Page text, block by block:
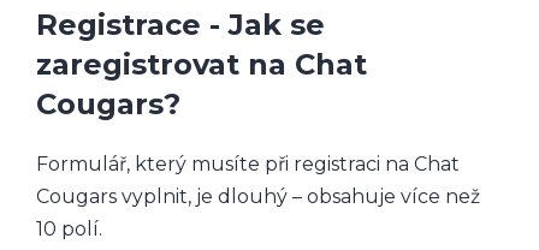
Registrace - Jak se
zaregistrovat na Chat
Cougars?
Formulář, který musíte při registraci na Chat
Cougars vyplnit, je dlouhý – obsahuje více než
10 polí.